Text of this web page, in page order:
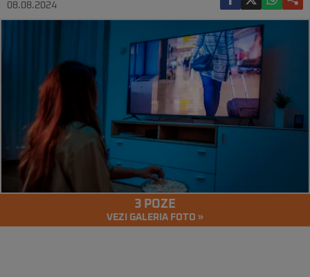
08.08.2024
3 POZE
VEZI GALERIA FOTO »